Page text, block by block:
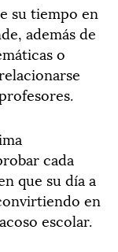
su tiempo en
además de
o
cada
que su día a
en
escolar.